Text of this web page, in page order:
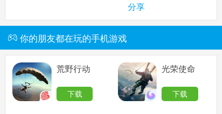
分享
你的朋友都在玩的手机游戏
荒野行动
下载
光荣使命
下载